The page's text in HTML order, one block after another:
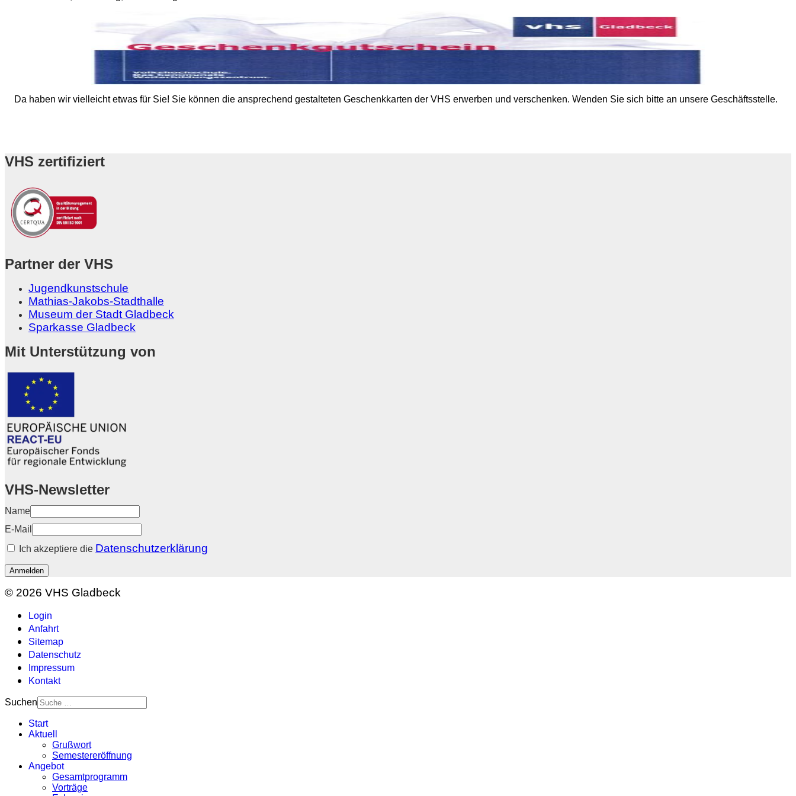
Da haben wir vielleicht etwas für Sie! Sie können die ansprechend gestalteten Geschenkkarten der VHS erwerben und verschenken. Wenden Sie sich bitte an unsere Geschäftsstelle.
VHS zertifiziert
Partner der VHS
Jugendkunstschule
Mathias-Jakobs-Stadthalle
Museum der Stadt Gladbeck
Sparkasse Gladbeck
Mit Unterstützung von
VHS-Newsletter
Name
E-Mail
Ich akzeptiere die Datenschutzerklärung
Anmelden
© 2026 VHS Gladbeck
Login
Anfahrt
Sitemap
Datenschutz
Impressum
Kontakt
Suchen
Start
Aktuell
Grußwort
Semestereröffnung
Angebot
Gesamtprogramm
Vorträge